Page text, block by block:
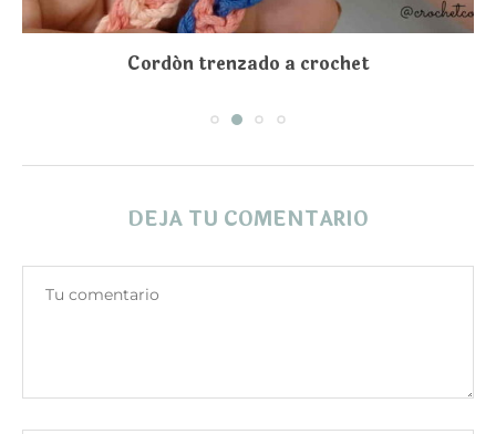
Cordón trenzado a crochet
DEJA TU COMENTARIO